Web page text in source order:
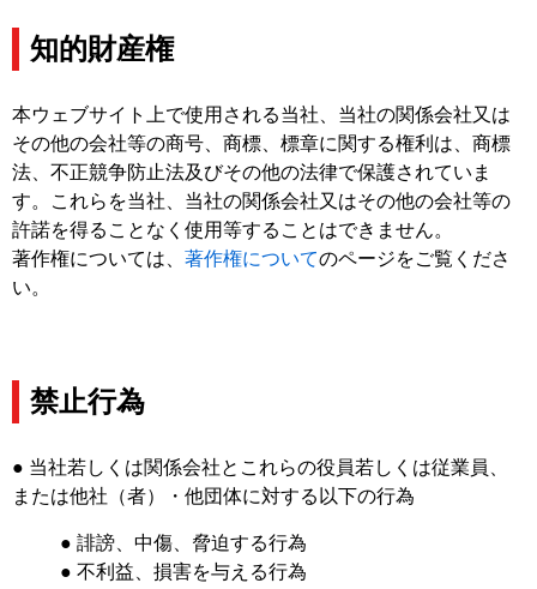
知的財産権
本ウェブサイト上で使用される当社、当社の関係会社又は
その他の会社等の商号、商標、標章に関する権利は、商標
法、不正競争防止法及びその他の法律で保護されていま
す。これらを当社、当社の関係会社又はその他の会社等の
許諾を得ることなく使用等することはできません。
著作権については、 著作権についてのページをご覧くださ
い。
禁止行為
● 当社若しくは関係会社とこれらの役員若しくは従業員、
または他社（者）・他団体に対する以下の行為
● 誹謗、中傷、脅迫する行為
● 不利益、損害を与える行為